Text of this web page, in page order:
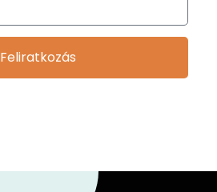
Feliratkozás